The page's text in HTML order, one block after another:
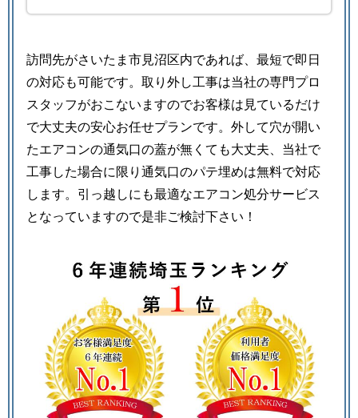
訪問先がさいたま市見沼区内であれば、最短で即日
の対応も可能です。取り外し工事は当社の専門プロ
スタッフがおこないますのでお客様は見ているだけ
で大丈夫の安心お任せプランです。外して穴が開い
たエアコンの通気口の蓋が無くても大丈夫、当社で
工事した場合に限り通気口のパテ埋めは無料で対応
します。引っ越しにも最適なエアコン処分サービス
となっていますので是非ご検討下さい！